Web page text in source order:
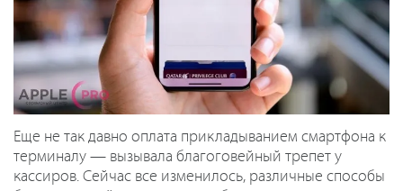
Еще не так давно оплата прикладыванием смартфона к
терминалу — вызывала благоговейный трепет у
кассиров. Сейчас все изменилось, различные способы